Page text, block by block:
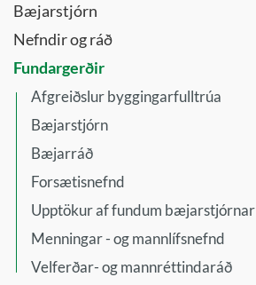
Bæjarstjórn
Nefndir og ráð
Fundargerðir
Afgreiðslur byggingarfulltrúa
Bæjarstjórn
Bæjarráð
Forsætisnefnd
Upptökur af fundum bæjarstjórnar
Menningar - og mannlífsnefnd
Velferðar- og mannréttindaráð